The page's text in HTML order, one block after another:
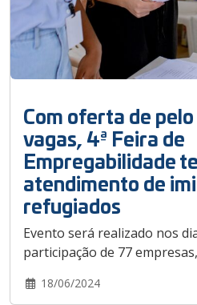
Com oferta de
vagas, 4ª Feira de
Empregabilidade
atendimento de
refugiados
Evento será realizado nos
participação de 77
18/06/2024